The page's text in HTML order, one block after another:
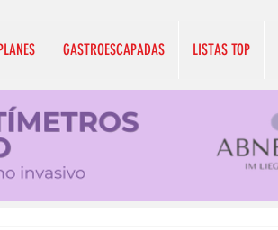
GASTROESCAPADAS LISTAS TOP